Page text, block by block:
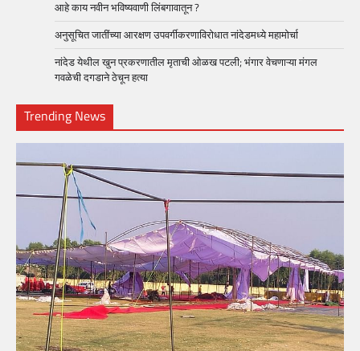
आहे काय नवीन भविष्यवाणी लिंबगावातून ?
अनुसूचित जातींच्या आरक्षण उपवर्गीकरणाविरोधात नांदेडमध्ये महामोर्चा
नांदेड येथील खुन प्रकरणातील मृताची ओळख पटली; भंगार वेचणाऱ्या मंगल
गवळेची दगडाने ठेचून हत्या
Trending News